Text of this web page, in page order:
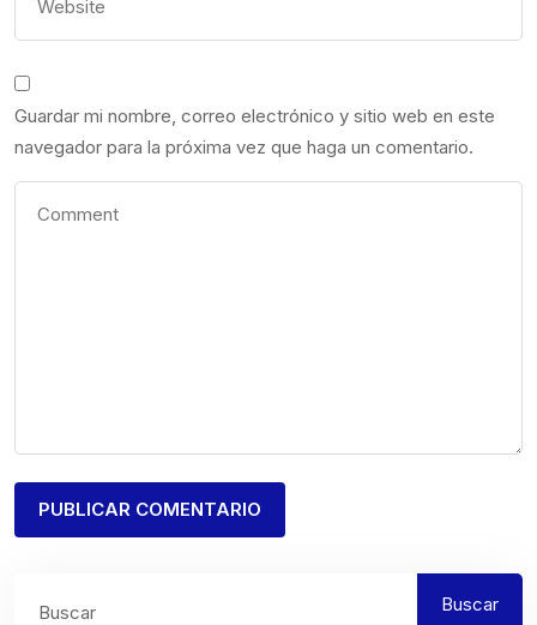
Guardar mi nombre, correo electrónico y sitio web en este
navegador para la próxima vez que haga un comentario.
Buscar Buscar